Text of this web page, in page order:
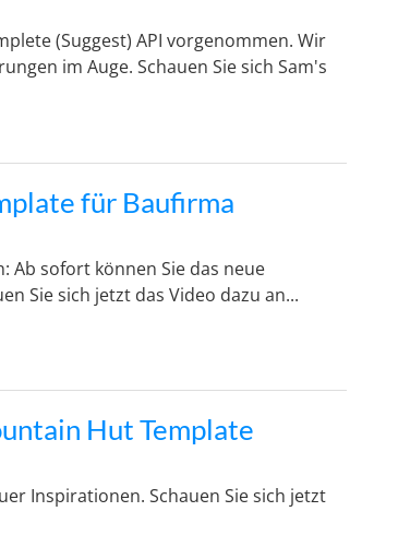
(Suggest) API vorgenommen. Wir
im Auge. Schauen Sie sich Sam's
für Baufirma
Ab sofort können Sie das neue
Sie sich jetzt das Video dazu an...
Hut Template
Inspirationen. Schauen Sie sich jetzt